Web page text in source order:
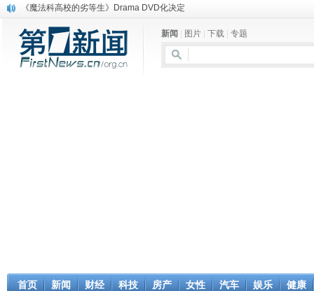
《魔法科高校的劣等生》Drama DVD化决定
消息称刘强东要求京东商城明年扭亏为盈
保健品也能吃出一身病? 康宝莱员工自揭多项家丑
煤价"跳水"电企利润"蹦高" 电煤联动亟待完善
新闻 图片 下载 专题
首页 新闻 财经 科技 房产 女性 汽车 娱乐 健康